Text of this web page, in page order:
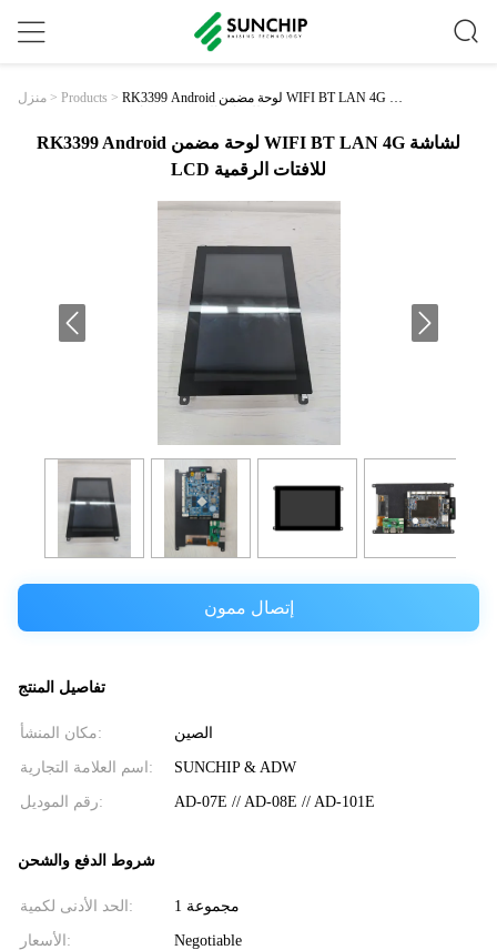
منزل > Products > RK3399 Android لوحة مضمن WIFI BT LAN 4G لش
اشة LCD للافتات الرقمية
RK3399 Android لوحة مضمن WIFI BT LAN 4G لشاشة
LCD للافتات الرقمية
إتصال ممون
تفاصيل المنتج
مكان المنشأ: الصين
اسم العلامة التجارية: SUNCHIP & ADW
رقم الموديل: AD-07E // AD-08E // AD-101E
شروط الدفع والشحن
الحد الأدنى لكمية: 1 مجموعة
الأسعار: Negotiable